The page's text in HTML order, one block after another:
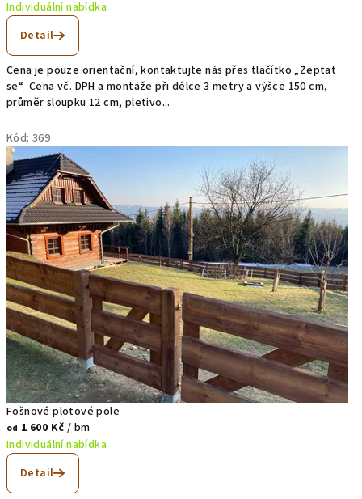
Individuální nabídka
Detail
Cena je pouze orientační, kontaktujte nás přes tlačítko „Zeptat
se“ Cena vč. DPH a montáže při délce 3 metry a výšce 150 cm,
průměr sloupku 12 cm, pletivo...
Kód: 369
Fošnové plotové pole
od 1 600 Kč / bm
Individuální nabídka
Detail